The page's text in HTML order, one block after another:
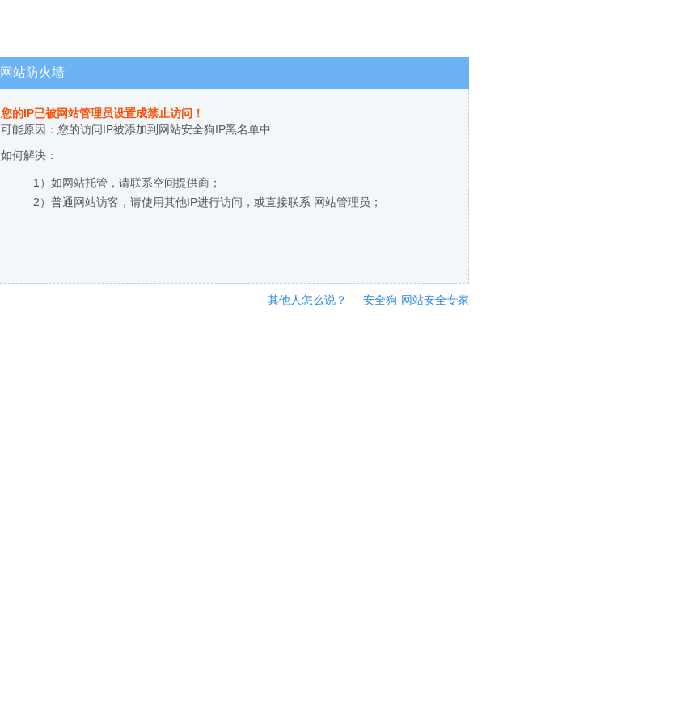
网站防火墙
您的IP已被网站管理员设置成禁止访问！
可能原因：您的访问IP被添加到网站安全狗IP黑名单中
如何解决：
1）如网站托管，请联系空间提供商；
2）普通网站访客，请使用其他IP进行访问，或直接联系 网站管理员；
其他人怎么说？ 安全狗-网站安全专家